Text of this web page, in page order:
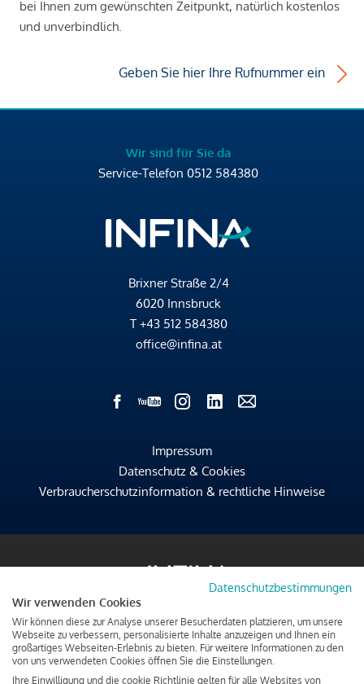
bei Ihnen zum gewünschten Zeitpunkt, natürlich kostenlos
und unverbindlich.
Geben Sie hier Ihre Rufnummer ein
Wir sind für Sie da
Service-Telefon 0512 584380
Brixner Straße 2/4
6020 Innsbruck
T +43 512 584380
office@infina.at
Impressum
Datenschutz & Cookies
Verbraucherschutzinformation & rechtliche Hinweise
Datenschutzbestimmungen
Wir verwenden Cookies
Wir können diese zur Analyse unserer Besucherdaten platzieren, um unsere
Webseite zu verbessern, personalisierte Inhalte anzuzeigen und Ihnen ein
großartiges Webseiten-Erlebnis zu bieten. Für weitere Informationen zu den
von uns verwendeten Cookies öffnen Sie die Einstellungen.
Ihre Einwilligung und die cookie Richtlinie gelten für alle Websites von